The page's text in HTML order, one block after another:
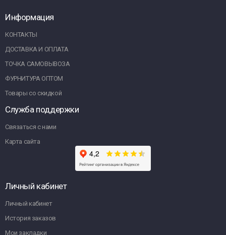
Информация
КОНТАКТЫ
ДОСТАВКА И ОПЛАТА
ТОЧКА САМОВЫВОЗА
ФУРНИТУРА ОПТОМ
Товары со скидкой
Служба поддержки
Связаться с нами
Карта сайта
Личный кабинет
Личный кабинет
История заказов
Мои закладки